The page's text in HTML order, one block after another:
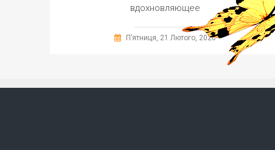
вдохновляющее
П’ятниця, 21 Лютого, 2020